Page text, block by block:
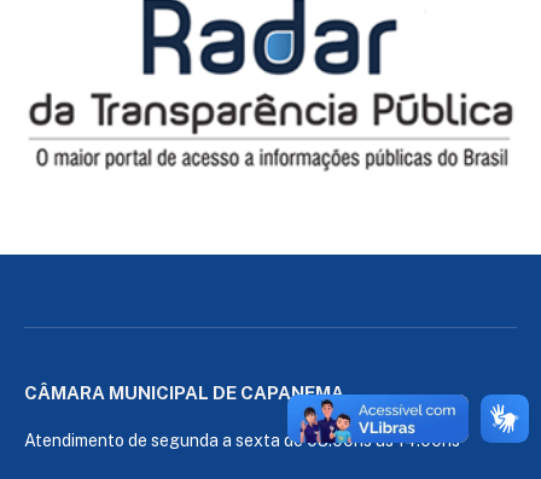
CÂMARA MUNICIPAL DE CAPANEMA
Atendimento de segunda a sexta de 08:00hs às 14:00hs